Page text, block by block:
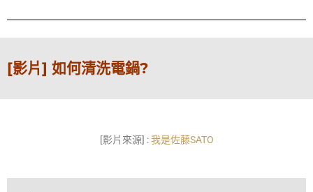
[影片] 如何清洗電鍋?
[影片來源] :我是佐藤SATO